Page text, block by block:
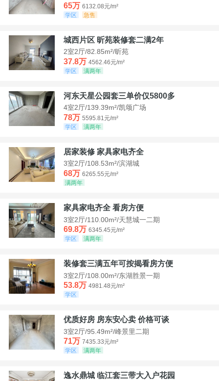
65万 6132.08元/m²
学区
急售
城西片区 昕苑装修套二满2年
2室2厅/82.85m²/昕苑
37.8万 4562.46元/m²
学区
满两年
河东天星公园套三单价仅5800多
4室2厅/139.39m²/凯颂广场
78万 5595.81元/m²
学区
满两年
居家装修 家具家电齐全
3室2厅/108.53m²/滨湖城
68万 6265.55元/m²
满两年
家具家电齐全 看房方便
3室2厅/110.00m²/天慧城一二期
69.8万 6345.45元/m²
学区
满两年
装修套三满五年可按揭看房方便
3室2厅/108.00m²/东湖胜景一期
53.8万 4981.48元/m²
学区
优质好房 房东安心卖 价格可谈
3室2厅/95.49m²/峰景里二期
71万 7435.33元/m²
学区
满两年
逸水鼎城 临江套三带大入户花园